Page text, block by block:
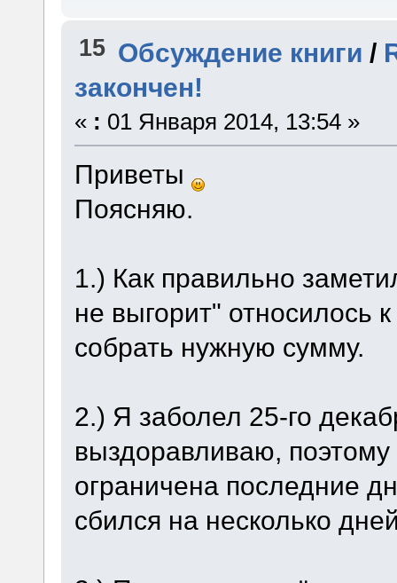
15 Обсуждение книги /
закончен!
« : 01 Января 2014, 13:54 »
Приветы
Поясняю.
1.) Как правильно
не выгорит" относилось
собрать нужную сумму.
2.) Я заболел 25-го
выздоравливаю,
ограничена последние
сбился на несколько